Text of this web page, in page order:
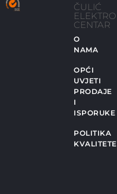
ČULIĆ
ELEKTRO
CENTAR
O
NAMA
OPĆI
UVJETI
PRODAJE
I
ISPORUKE
POLITIKA
KVALITETE